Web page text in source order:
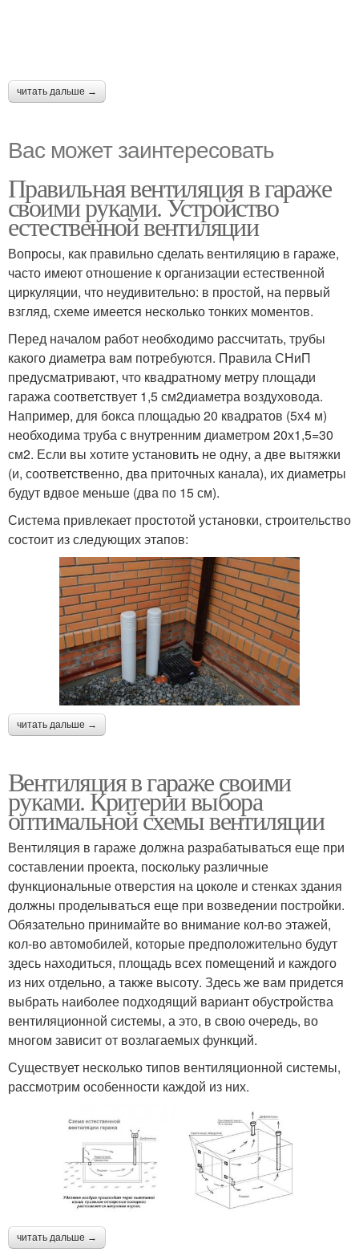
читать дальше →
Вас может заинтересовать
Правильная вентиляция в гараже
своими руками. Устройство
естественной вентиляции
Вопросы, как правильно сделать вентиляцию в гараже,
часто имеют отношение к организации естественной
циркуляции, что неудивительно: в простой, на первый
взгляд, схеме имеется несколько тонких моментов.
Перед началом работ необходимо рассчитать, трубы
какого диаметра вам потребуются. Правила СНиП
предусматривают, что квадратному метру площади
гаража соответствует 1,5 см2диаметра воздуховода.
Например, для бокса площадью 20 квадратов (5х4 м)
необходима труба с внутренним диаметром 20х1,5=30
см2. Если вы хотите установить не одну, а две вытяжки
(и, соответственно, два приточных канала), их диаметры
будут вдвое меньше (два по 15 см).
Система привлекает простотой установки, строительство
состоит из следующих этапов:
читать дальше →
Вентиляция в гараже своими
руками. Критерии выбора
оптимальной схемы вентиляции
Вентиляция в гараже должна разрабатываться еще при
составлении проекта, поскольку различные
функциональные отверстия на цоколе и стенках здания
должны проделываться еще при возведении постройки.
Обязательно принимайте во внимание кол-во этажей,
кол-во автомобилей, которые предположительно будут
здесь находиться, площадь всех помещений и каждого
из них отдельно, а также высоту. Здесь же вам придется
выбрать наиболее подходящий вариант обустройства
вентиляционной системы, а это, в свою очередь, во
многом зависит от возлагаемых функций.
Существует несколько типов вентиляционной системы,
рассмотрим особенности каждой из них.
читать дальше →